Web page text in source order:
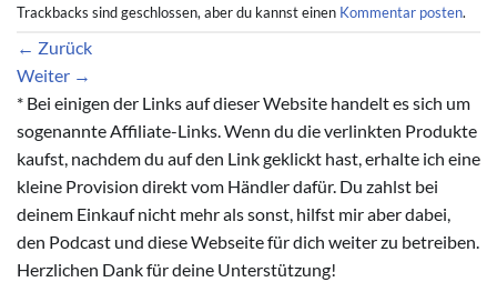
Trackbacks sind geschlossen, aber du kannst einen Kommentar posten.
← Zurück
Weiter →
* Bei einigen der Links auf dieser Website handelt es sich um
sogenannte Affiliate-Links. Wenn du die verlinkten Produkte
kaufst, nachdem du auf den Link geklickt hast, erhalte ich eine
kleine Provision direkt vom Händler dafür. Du zahlst bei
deinem Einkauf nicht mehr als sonst, hilfst mir aber dabei,
den Podcast und diese Webseite für dich weiter zu betreiben.
Herzlichen Dank für deine Unterstützung!